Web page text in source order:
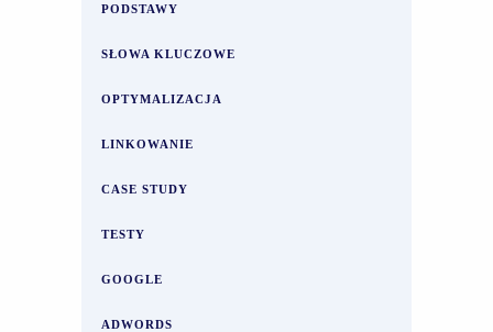
PODSTAWY
SŁOWA KLUCZOWE
OPTYMALIZACJA
LINKOWANIE
CASE STUDY
TESTY
GOOGLE
ADWORDS